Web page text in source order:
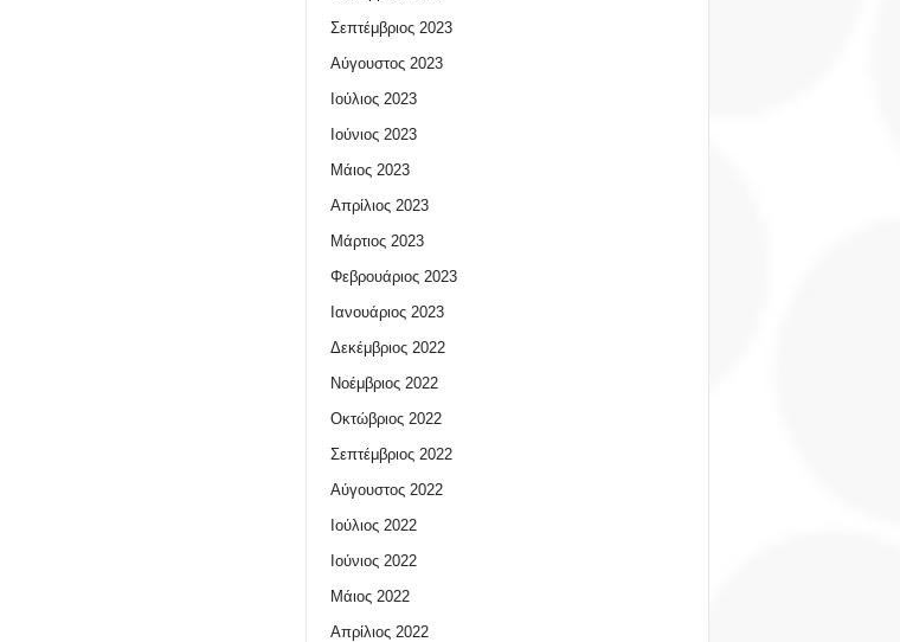
Σεπτέμβριος 2023
Αύγουστος 2023
Ιούλιος 2023
Ιούνιος 2023
Μάιος 2023
Απρίλιος 2023
Μάρτιος 2023
Φεβρουάριος 2023
Ιανουάριος 2023
Δεκέμβριος 2022
Νοέμβριος 2022
Οκτώβριος 2022
Σεπτέμβριος 2022
Αύγουστος 2022
Ιούλιος 2022
Ιούνιος 2022
Μάιος 2022
Απρίλιος 2022